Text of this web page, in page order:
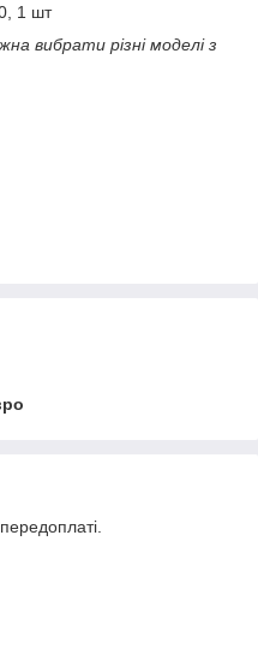
1 шт
вибрати різні моделі з